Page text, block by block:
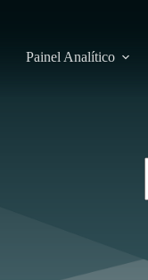
Painel Analítico